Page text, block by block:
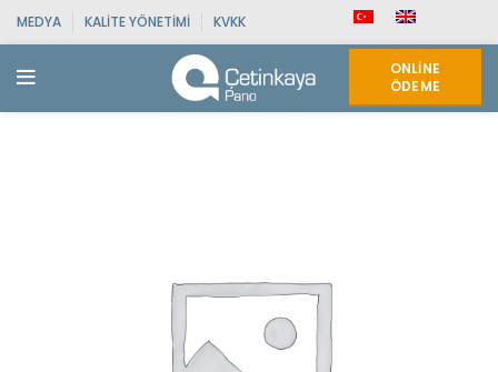
MEDYA KALITE YÖNETIMI KVKK
ONLINE
ÖDEME